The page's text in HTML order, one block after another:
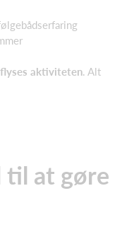
aktiviteten. Alt
at gøre